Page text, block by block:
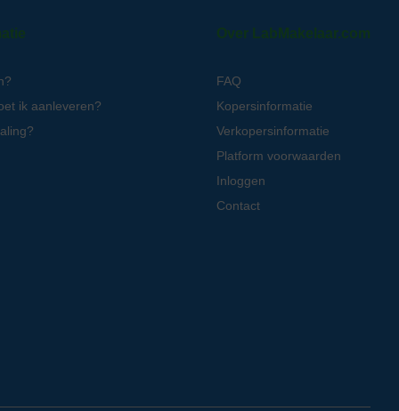
ik aanleveren?
Over LabMakelaar.com
FAQ
Kopersinformatie
Verkopersinformatie
Platform voorwaarden
Inloggen
Contact